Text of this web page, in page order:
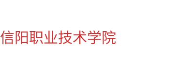
信阳职业技术学院